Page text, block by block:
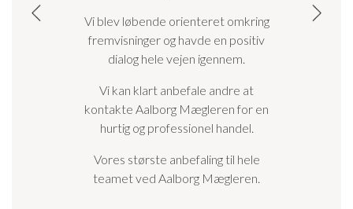
Vi blev løbende orienteret omkring
fremvisninger og havde en positiv
dialog hele vejen igennem.
Vi kan klart anbefale andre at
kontakte Aalborg Mægleren for en
hurtig og professionel handel.
Vores største anbefaling til hele
teamet ved Aalborg Mægleren.